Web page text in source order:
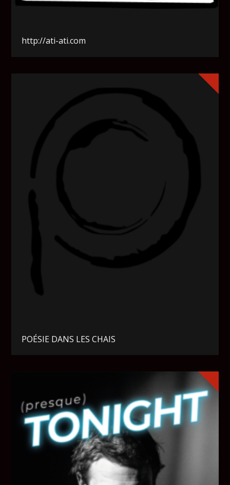
http://ati-ati.com
POÉSIE DANS LES CHAIS